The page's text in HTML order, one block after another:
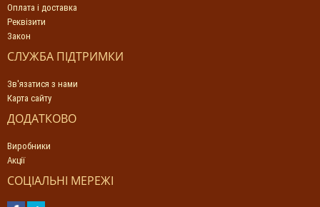
Оплата і доставка
Реквізити
Закон
СЛУЖБА ПІДТРИМКИ
Зв'язатися з нами
Карта сайту
ДОДАТКОВО
Виробники
Акції
СОЦІАЛЬНІ МЕРЕЖІ